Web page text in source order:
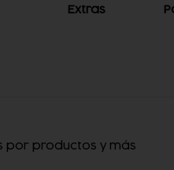
Extras
por productos y más